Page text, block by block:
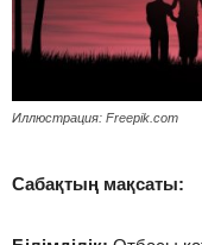
Иллюстрация: Freepik.com
Сабақтың мақсаты: